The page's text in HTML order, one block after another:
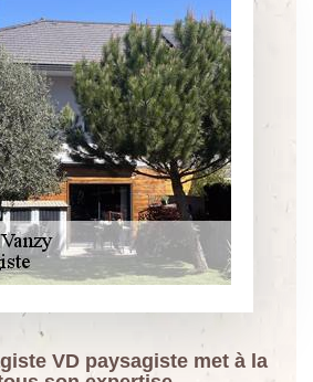
VD paysagiste met à la